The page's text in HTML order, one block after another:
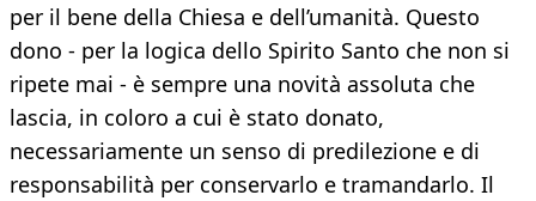
per il bene della Chiesa e dell’umanità. Questo
dono - per la logica dello Spirito Santo che non si
ripete mai - è sempre una novità assoluta che
lascia, in coloro a cui è stato donato,
necessariamente un senso di predilezione e di
responsabilità per conservarlo e tramandarlo. Il